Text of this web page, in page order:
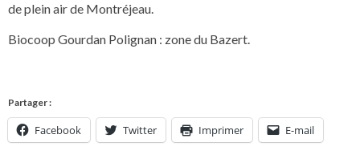
de plein air de Montréjeau.
Biocoop Gourdan Polignan : zone du Bazert.
Partager :
Facebook Twitter Imprimer E-mail